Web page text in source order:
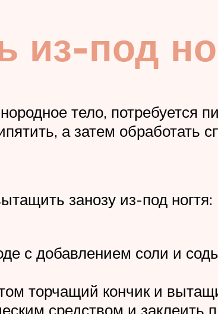
из-под
тело, потребуется
а затем обработать
занозу из-под ногтя:
с добавлением соли и
торчащий кончик и
средством и заклеить